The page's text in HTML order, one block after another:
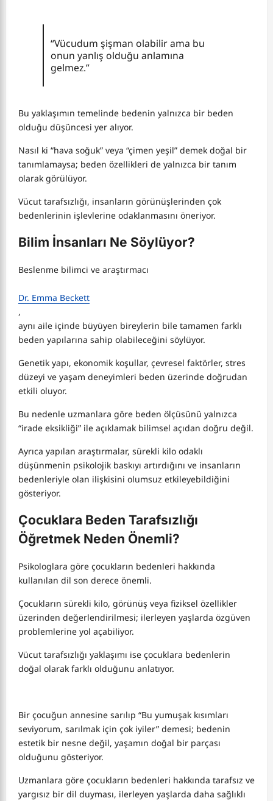
“Vücudum şişman olabilir ama bu
onun yanlış olduğu anlamına
gelmez.”
Bu yaklaşımın temelinde bedenin yalnızca bir beden
olduğu düşüncesi yer alıyor.
Nasıl ki “hava soğuk” veya “çimen yeşil” demek doğal bir
tanımlamaysa; beden özellikleri de yalnızca bir tanım
olarak görülüyor.
Vücut tarafsızlığı, insanların görünüşlerinden çok
bedenlerinin işlevlerine odaklanmasını öneriyor.
Bilim İnsanları Ne Söylüyor?
Beslenme bilimci ve araştırmacı
Dr. Emma Beckett
,
aynı aile içinde büyüyen bireylerin bile tamamen farklı
beden yapılarına sahip olabileceğini söylüyor.
Genetik yapı, ekonomik koşullar, çevresel faktörler, stres
düzeyi ve yaşam deneyimleri beden üzerinde doğrudan
etkili oluyor.
Bu nedenle uzmanlara göre beden ölçüsünü yalnızca
“irade eksikliği” ile açıklamak bilimsel açıdan doğru değil.
Ayrıca yapılan araştırmalar, sürekli kilo odaklı
düşünmenin psikolojik baskıyı artırdığını ve insanların
bedenleriyle olan ilişkisini olumsuz etkileyebildiğini
gösteriyor.
Çocuklara Beden Tarafsızlığı
Öğretmek Neden Önemli?
Psikologlara göre çocukların bedenleri hakkında
kullanılan dil son derece önemli.
Çocukların sürekli kilo, görünüş veya fiziksel özellikler
üzerinden değerlendirilmesi; ilerleyen yaşlarda özgüven
problemlerine yol açabiliyor.
Vücut tarafsızlığı yaklaşımı ise çocuklara bedenlerin
doğal olarak farklı olduğunu anlatıyor.
Bir çocuğun annesine sarılıp “Bu yumuşak kısımları
seviyorum, sarılmak için çok iyiler” demesi; bedenin
estetik bir nesne değil, yaşamın doğal bir parçası
olduğunu gösteriyor.
Uzmanlara göre çocukların bedenleri hakkında tarafsız ve
yargısız bir dil duyması, ilerleyen yaşlarda daha sağlıklı